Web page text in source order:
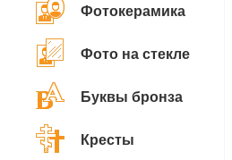
Фотокерамика
Фото на стекле
Буквы бронза
Кресты